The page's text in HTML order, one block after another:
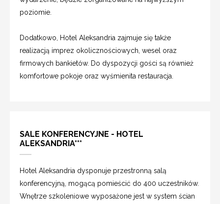
poziomie.
Dodatkowo, Hotel Aleksandria zajmuje się także
realizacją imprez okolicznościowych, wesel oraz
firmowych bankietów. Do dyspozycji gości są również
komfortowe pokoje oraz wyśmienita restauracja.
SALE KONFERENCYJNE - HOTEL
ALEKSANDRIA***
Hotel Aleksandria dysponuje przestronną salą
konferencyjną, mogącą pomieścić do 400 uczestników.
Wnętrze szkoleniowe wyposażone jest w system ścian